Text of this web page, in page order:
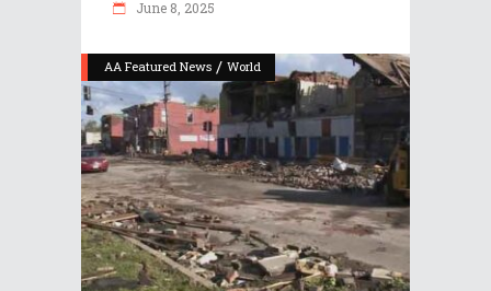
June 8, 2025
AA Featured News / World